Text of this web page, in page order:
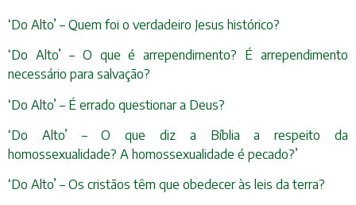
‘Do Alto’ – Quem foi o verdadeiro Jesus histórico?
‘Do Alto’ – O que é arrependimento? É arrependimento
necessário para salvação?
‘Do Alto’ – É errado questionar a Deus?
‘Do Alto’ – O que diz a Bíblia a respeito da
homossexualidade? A homossexualidade é pecado?’
‘Do Alto’ – Os cristãos têm que obedecer às leis da terra?